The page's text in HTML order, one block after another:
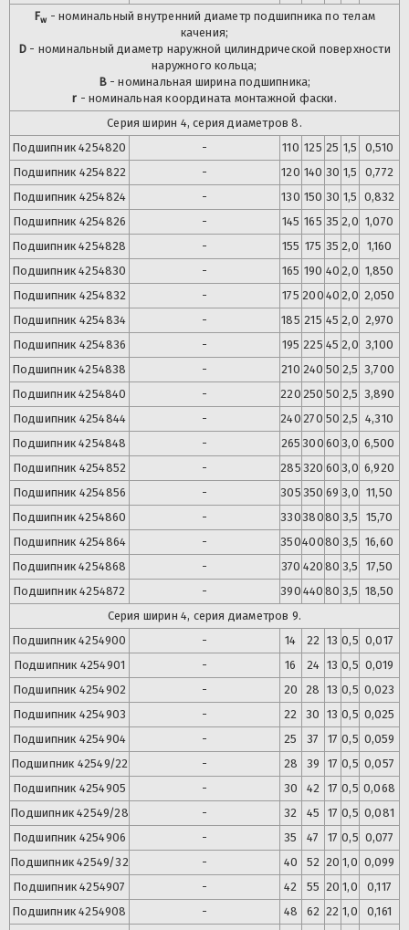
Fw - номинальный внутренний диаметр подшипника по телам
качения;
D - номинальный диаметр наружной цилиндрической поверхности
наружного кольца;
B- номинальная ширина подшипника;
r - номинальная координата монтажной фаски.
Серия ширин 4, серия диаметров 8.
Подшипник 4254820 - 110 125 25 1,5
0,510
Подшипник 4254822 - 120 140 30 1,5
0,772
Подшипник 4254824 - 130 150 30 1,5 0,832
Подшипник 4254826 - 145 165 35 2,0 1,070
Подшипник 4254828 - 155 175 35 2,0
1,160
Подшипник 4254830 - 165 190 40 2,0 1,850
Подшипник 4254832 - 175 200 40 2,0 2,050
Подшипник 4254834 - 185 215 45 2,0 2,970
Подшипник 4254836 - 195 225 45 2,0 3,100
Подшипник 4254838 - 210 240 50 2,5 3,700
Подшипник 4254840 - 220 250 50 2,5 3,890
Подшипник 4254844 - 240 270 50 2,5 4,310
Подшипник 4254848 - 265 300 60 3,0 6,500
Подшипник 4254852 - 285 320 60 3,0 6,920
Подшипник 4254856 - 305 350 69 3,0 11,50
Подшипник 4254860 - 33038080 3,5
15,70
Подшипник 4254864 - 35040080 3,5 16,60
Подшипник 4254868 - 370 420 80 3,5
17,50
Подшипник 4254872 - 390 440 80 3,5 18,50
Серия ширин 4, серия диаметров 9.
Подшипник 4254900 - 14 22 13 0,5 0,017
Подшипник 4254901 - 16 24 13 0,5 0,019
Подшипник 4254902 - 20 28 13 0,5 0,023
Подшипник 4254903 - 22 30 13 0,5 0,025
Подшипник 4254904 - 25 37 17 0,5 0,059
Подшипник 42549/22 - 28 39 17 0,5 0,057
Подшипник 4254905 - 30 42 17 0,5 0,068
Подшипник 42549/28 - 32 45 17 0,5 0,081
Подшипник 4254906 - 35 47 17 0,5 0,077
Подшипник 42549/32 - 40 52 20 1,0 0,099
Подшипник 4254907 - 42 55 20 1,0
0,117
Подшипник 4254908 - 48 62 22 1,0
0,161